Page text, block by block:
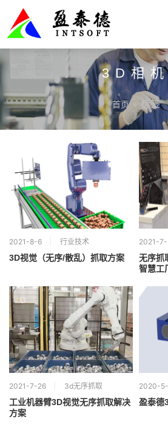
3D相
首页 » 标签
2021-8-6 行业技术
3D视觉（无序/散乱）抓取方案
2021-
无序抓
智慧工
2021-7-26 3d无序抓取
工业机器臂3D视觉无序抓取解决
方案
2020-
盈泰德